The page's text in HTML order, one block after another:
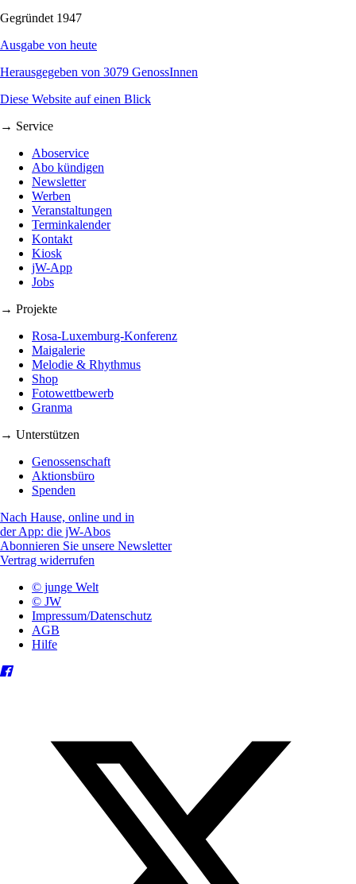
Gegründet 1947
Ausgabe von heute
Herausgegeben von 3079 GenossInnen
Diese Website auf einen Blick
→ Service
Aboservice
Abo kündigen
Newsletter
Werben
Veranstaltungen
Terminkalender
Kontakt
Kiosk
jW-App
Jobs
→ Projekte
Rosa-Luxemburg-Konferenz
Maigalerie
Melodie & Rhythmus
Shop
Fotowettbewerb
Granma
→ Unterstützen
Genossenschaft
Aktionsbüro
Spenden
Nach Hause, online und in
der App: die jW-Abos
Abonnieren Sie unsere Newsletter
Vertrag widerrufen
© junge Welt
© JW
Impressum/Datenschutz
AGB
Hilfe